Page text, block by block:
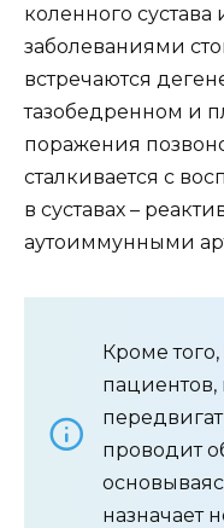
коленного
заболеваниями
встречаются
тазобедренном и
поражения
сталкивается с
в суставах –
аутоиммунными
Кроме
пациентов,
проводит
назначает